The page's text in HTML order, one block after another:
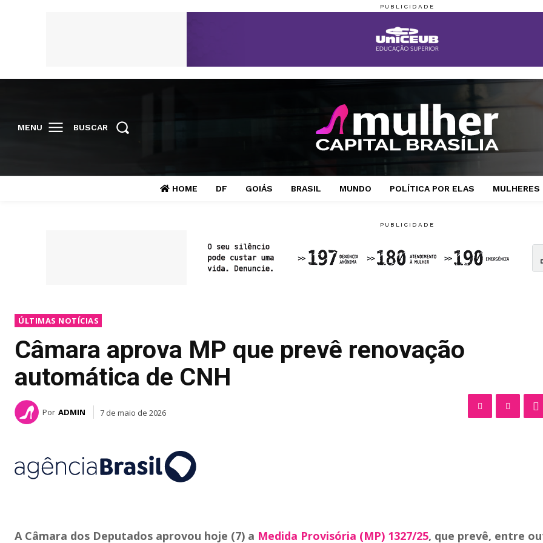
MENU BUSCAR
HOME DF GOIÁS BRASIL MUNDO POLÍTICA POR ELAS MULHERES
ÚLTIMAS NOTÍCIAS
Câmara aprova MP que prevê renovação
automática de CNH
Por ADMIN 7 de maio de 2026
A Câmara dos Deputados aprovou hoje (7) a Medida Provisória (MP) 1327/25, que prevê, entre